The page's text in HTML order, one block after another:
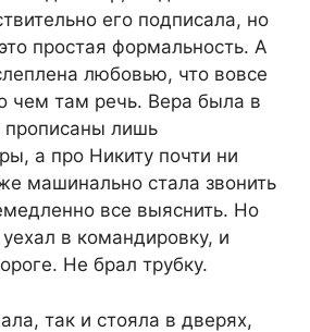
его подписала, но
простая формальность. А
любовью, что вовсе
чем там речь. Вера была в
лишь
а про Никиту почти ни
машинально стала звонить
все выяснить. Но
в командировку, и
Не брал трубку.
так и стояла в дверях,